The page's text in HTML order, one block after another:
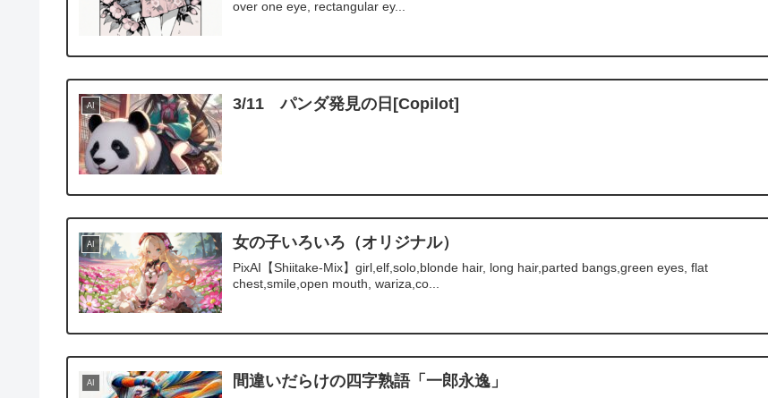
over one eye, rectangular ey...
AI 3/11 パンダ発見の日[Copilot]
AI 女の子いろいろ（オリジナル）
PixAI【Shiitake-Mix】girl,elf,solo,blonde hair, long hair,parted bangs,green eyes, flat
chest,smile,open mouth, wariza,co...
AI 間違いだらけの四字熟語「一郎永逸」